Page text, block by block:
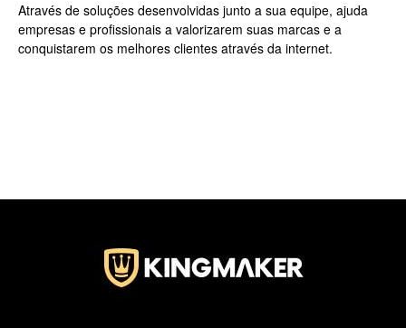
Rua
Através de soluções desenvolvidas junto a sua equipe, ajuda
empresas e profissionais a valorizarem suas marcas e a
conquistarem os melhores clientes através da internet.